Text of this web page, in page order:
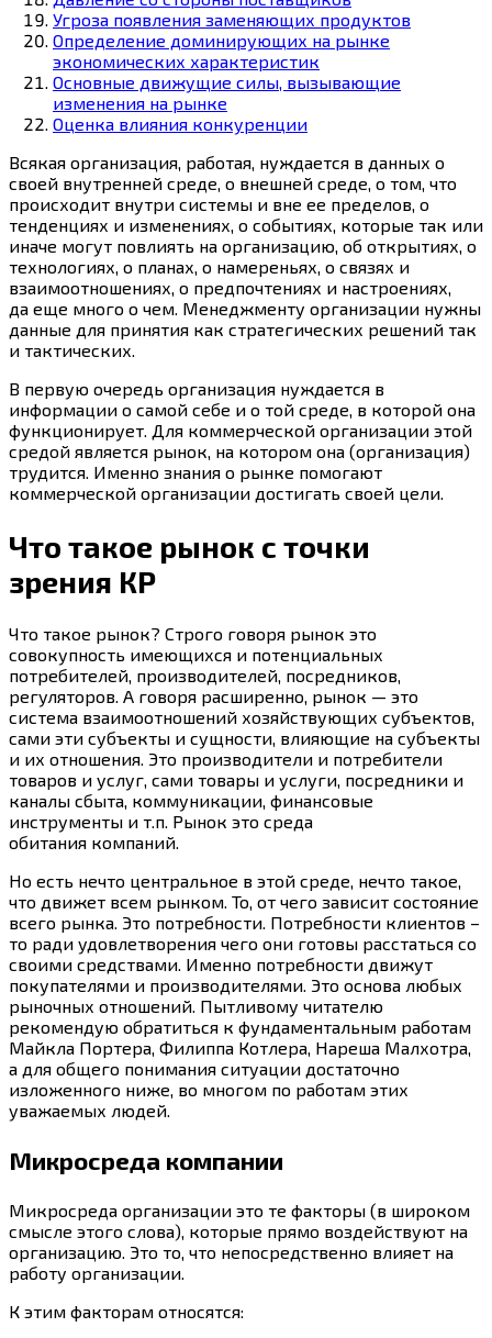
Угроза появления заменяющих продуктов
Определение доминирующих на рынке
экономических характеристик
Основные движущие силы, вызывающие
изменения на рынке
Оценка влияния конкуренции
Всякая организация, работая, нуждается в данных о
своей внутренней среде, о внешней среде, о том, что
происходит внутри системы и вне ее пределов, о
тенденциях и изменениях, о событиях, которые так или
иначе могут повлиять на организацию, об открытиях, о
технологиях, о планах, о намереньях, о связях и
взаимоотношениях, о предпочтениях и настроениях,
да еще много о чем. Менеджменту организации нужны
данные для принятия как стратегических решений так
и тактических.
В первую очередь организация нуждается в
информации о самой себе и о той среде, в которой она
функционирует. Для коммерческой организации этой
средой является рынок, на котором она (организация)
трудится. Именно знания о рынке помогают
коммерческой организации достигать своей цели.
Что такое рынок с точки
зрения КР
Что такое рынок? Строго говоря рынок это
совокупность имеющихся и потенциальных
потребителей, производителей, посредников,
регуляторов. А говоря расширенно, рынок — это
система взаимоотношений хозяйствующих субъектов,
сами эти субъекты и сущности, влияющие на субъекты
и их отношения. Это производители и потребители
товаров и услуг, сами товары и услуги, посредники и
каналы сбыта, коммуникации, финансовые
инструменты и т.п. Рынок это среда
обитания компаний.
Но есть нечто центральное в этой среде, нечто такое,
что движет всем рынком. То, от чего зависит состояние
всего рынка. Это потребности. Потребности клиентов –
то ради удовлетворения чего они готовы расстаться со
своими средствами. Именно потребности движут
покупателями и производителями. Это основа любых
рыночных отношений. Пытливому читателю
рекомендую обратиться к фундаментальным работам
Майкла Портера, Филиппа Котлера, Нареша Малхотра,
а для общего понимания ситуации достаточно
изложенного ниже, во многом по работам этих
уважаемых людей.
Микросреда компании
Микросреда организации это те факторы (в широком
смысле этого слова), которые прямо воздействуют на
организацию. Это то, что непосредственно влияет на
работу организации.
К этим факторам относятся: